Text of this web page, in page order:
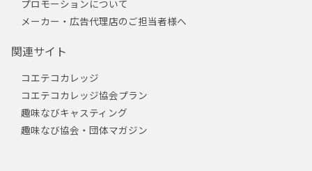
プロモーションについて
メーカー・広告代理店のご担当者様へ
関連サイト
コエテコカレッジ
コエテコカレッジ協会プラン
趣味なびキャスティング
趣味なび協会・団体マガジン